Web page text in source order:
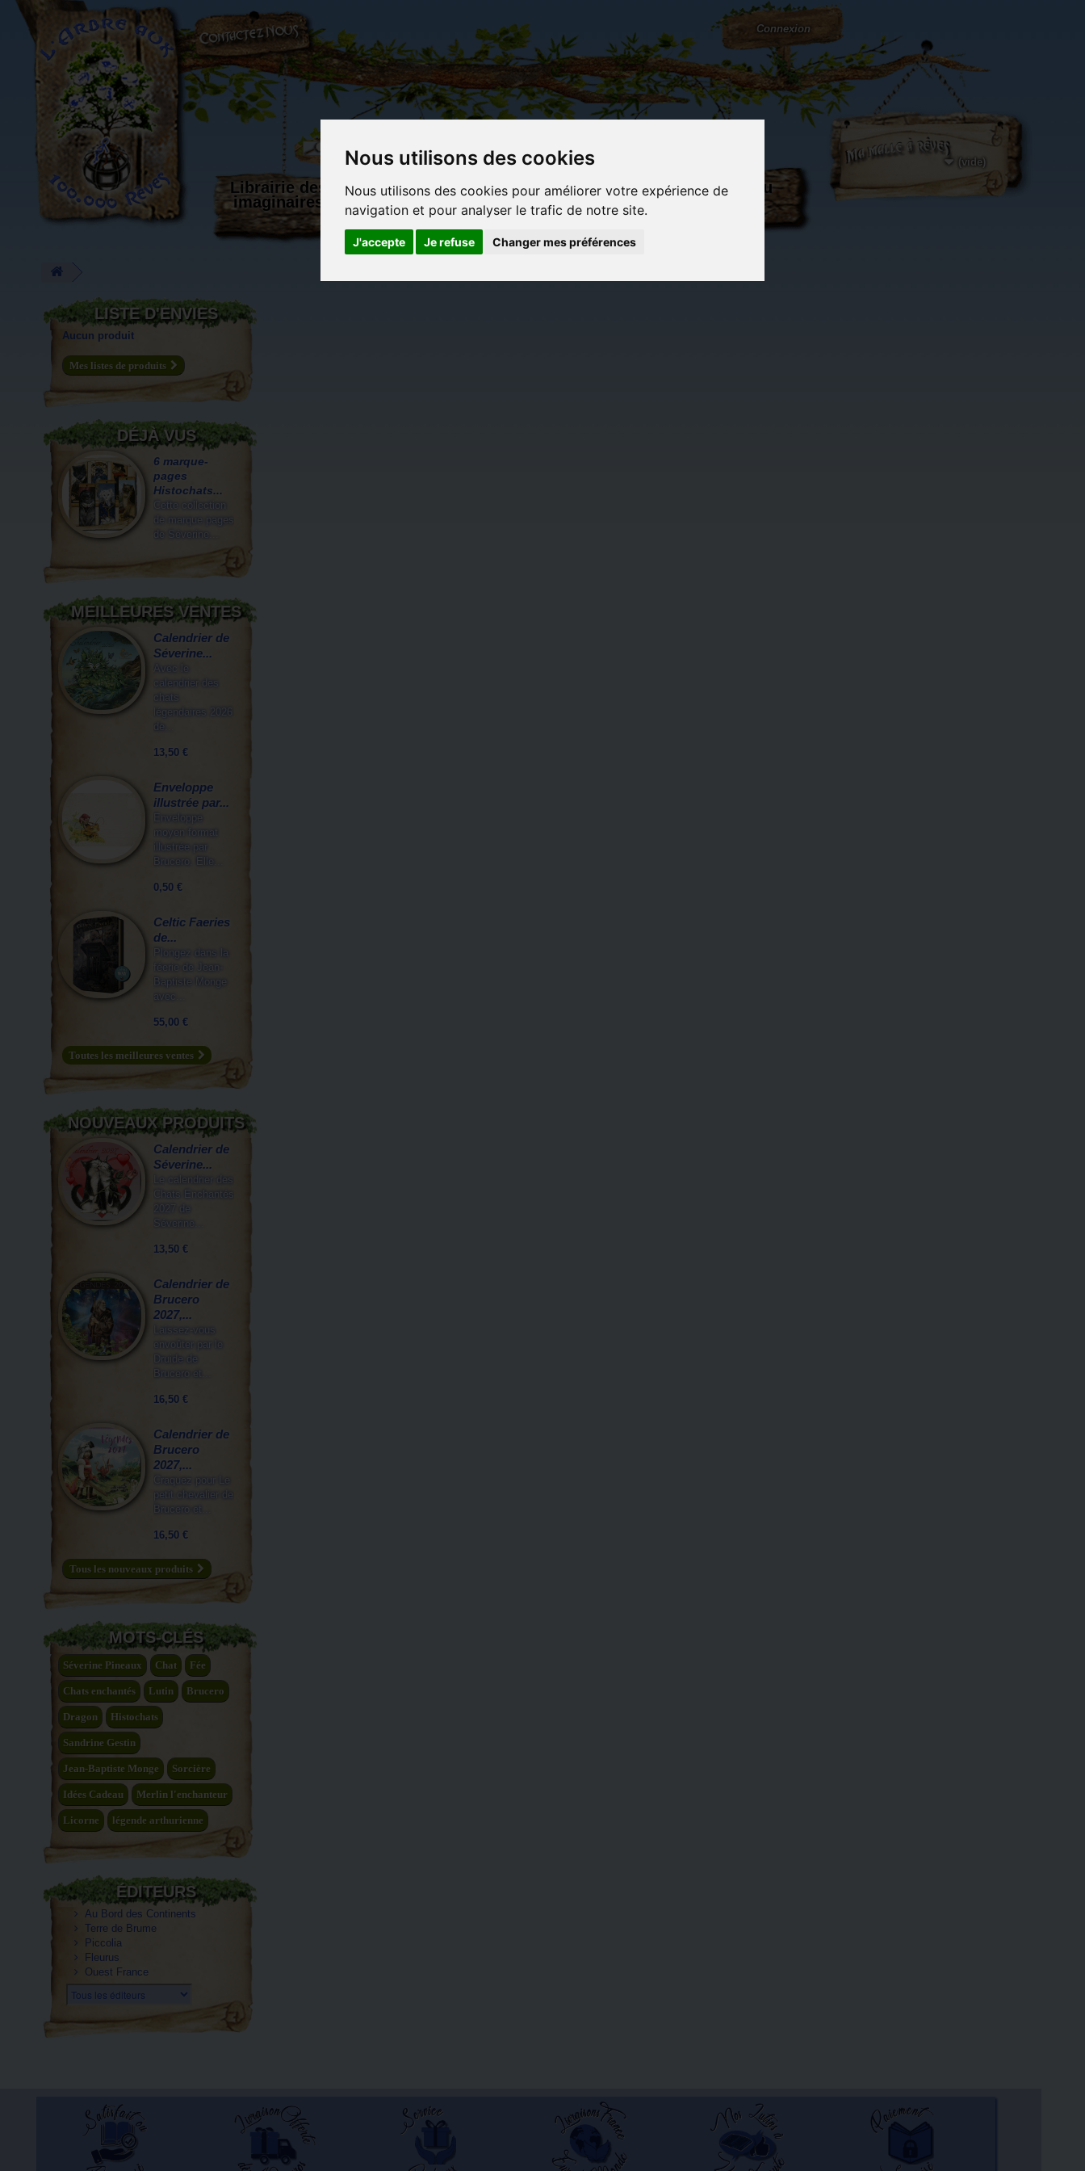
Nous utilisons des cookies
Nous utilisons des cookies pour améliorer votre expérience de
navigation et pour analyser le trafic de notre site.
J'accepte Je refuse Changer mes préférences
L'Arbre aux 100.000 Rêves
Connexion
(vide)
Librairie des
imaginaires
Carterie
papeterie
originale
Activités
manuelles,
détente et
Objets déco et
cadeaux
originaux
Du côté du
blog...
LISTE D'ENVIES
Aucun produit
Mes listes de produits
DÉJÀ VUS
6 marque-
pages
Histochats...
Cette collection
de marque pages
de Séverine...
MEILLEURES VENTES
Calendrier de
Séverine...
Avec le
calendrier des
chats
légendaires 2026
de...
13,50 €
Enveloppe
illustrée par...
Enveloppe
moyen format
illustrée par
Brucero. Elle...
0,50 €
Celtic Faeries
de...
Plongez dans la
féerie de Jean-
Baptiste Monge
avec...
55,00 €
Toutes les meilleures ventes
NOUVEAUX PRODUITS
Calendrier de
Séverine...
Le calendrier des
Chats Enchantés
2027 de
Séverine...
13,50 €
Calendrier de
Brucero
2027,...
Laissez-vous
envoûter par le
Druide de
Brucero et...
16,50 €
Calendrier de
Brucero
2027,...
Craquez pour Le
petit chevalier de
Brucero et...
16,50 €
Tous les nouveaux produits
MOTS-CLÉS
Séverine Pineaux Chat Fée
Chats enchantés Lutin Brucero
Dragon Histochats
Sandrine Gestin
Jean-Baptiste Monge Sorcière
Idées Cadeau Merlin l'enchanteur
Licorne légende arthurienne
ÉDITEURS
Au Bord des Continents
Terre de Brume
Piccolia
Fleurus
Ouest France
Tous les éditeurs